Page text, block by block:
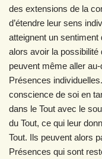
des extensions de la
d’étendre leur sens
atteignent un sentiment
alors avoir la possibilité
peuvent même aller
Présences
conscience de soi en
dans le Tout avec le
du Tout, ce qui leur
Tout. Ils peuvent alors
Présences qui sont